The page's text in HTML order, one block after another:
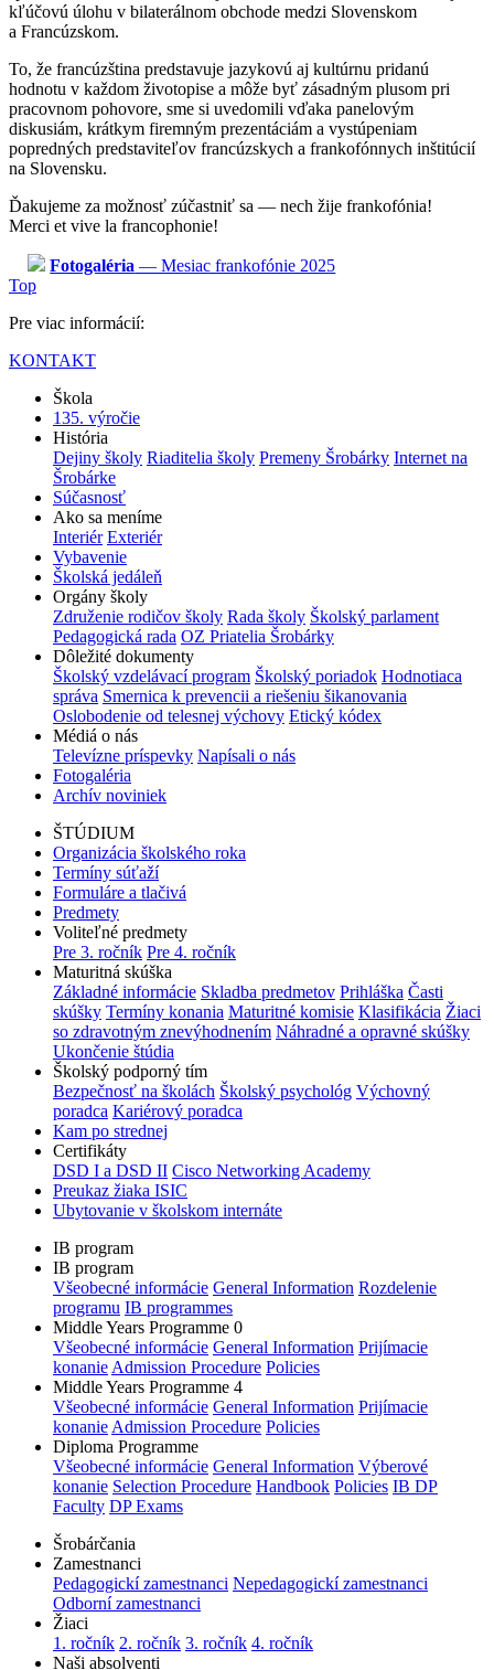
kľúčovú úlohu v bilaterálnom obchode medzi Slovenskom
a Francúzskom.
To, že francúzština predstavuje jazykovú aj kultúrnu pridanú
hodnotu v každom životopise a môže byť zásadným plusom pri
pracovnom pohovore, sme si uvedomili vďaka panelovým
diskusiám, krátkym firemným prezentáciám a vystúpeniam
popredných predstaviteľov francúzskych a frankofónnych inštitúcií
na Slovensku.
Ďakujeme za možnosť zúčastniť sa — nech žije frankofónia!
Merci et vive la francophonie!
Fotogaléria — Mesiac frankofónie 2025
Top
Pre viac informácií:
KONTAKT
Škola
135. výročie
História
Dejiny školy Riaditelia školy Premeny Šrobárky Internet na
Šrobárke
Súčasnosť
Ako sa meníme
Interiér Exteriér
Vybavenie
Školská jedáleň
Orgány školy
Združenie rodičov školy Rada školy Školský parlament
Pedagogická rada OZ Priatelia Šrobárky
Dôležité dokumenty
Školský vzdelávací program Školský poriadok Hodnotiaca
správa Smernica k prevencii a riešeniu šikanovania
Oslobodenie od telesnej výchovy Etický kódex
Médiá o nás
Televízne príspevky Napísali o nás
Fotogaléria
Archív noviniek
ŠTÚDIUM
Organizácia školského roka
Termíny súťaží
Formuláre a tlačivá
Predmety
Voliteľné predmety
Pre 3. ročník Pre 4. ročník
Maturitná skúška
Základné informácie Skladba predmetov Prihláška Časti
skúšky Termíny konania Maturitné komisie Klasifikácia Žiaci
so zdravotným znevýhodnením Náhradné a opravné skúšky
Ukončenie štúdia
Školský podporný tím
Bezpečnosť na školách Školský psychológ Výchovný
poradca Kariérový poradca
Kam po strednej
Certifikáty
DSD I a DSD II Cisco Networking Academy
Preukaz žiaka ISIC
Ubytovanie v školskom internáte
IB program
IB program
Všeobecné informácie General Information Rozdelenie
programu IB programmes
Middle Years Programme 0
Všeobecné informácie General Information Prijímacie
konanie Admission Procedure Policies
Middle Years Programme 4
Všeobecné informácie General Information Prijímacie
konanie Admission Procedure Policies
Diploma Programme
Všeobecné informácie General Information Výberové
konanie Selection Procedure Handbook Policies IB DP
Faculty DP Exams
Šrobárčania
Zamestnanci
Pedagogickí zamestnanci Nepedagogickí zamestnanci
Odborní zamestnanci
Žiaci
1. ročník 2. ročník 3. ročník 4. ročník
Naši absolventi